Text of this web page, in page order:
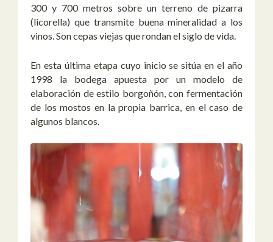
300 y 700 metros sobre un terreno de pizarra
(licorella) que transmite buena mineralidad a los
vinos. Son cepas viejas que rondan el siglo de vida.
En esta última etapa cuyo inicio se sitúa en el año
1998 la bodega apuesta por un modelo de
elaboración de estilo borgoñón, con fermentación
de los mostos en la propia barrica, en el caso de
algunos blancos.